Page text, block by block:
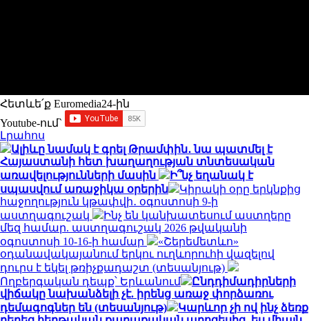
Հետևե՛ք Euromedia24-ին
Youtube-ում`
Լրահոս
Ալիևը նամակ է գրել Թրամփին․ նա պատմել է
Հայաստանի հետ խաղաղության տնտեսական
առավելությունների մասին
Ի՞նչ եղանակ է
սպասվում առաջիկա օրերին
Կիրակի օրը երկնքից
հաջողություն կթափվի․ օգոստոսի 9-ի
աստղագուշակ
Ինչ են կանխատեսում աստղերը
մեզ համար. աստղագուշակ 2026 թվականի
օգոստոսի 10-16-ի համար
«Շերեմետևո»
օդանավակայանում երկու ուղևորուհի վազելով
դուրս է եկել թռիչքադաշտ (տեսանյութ)
Ողբերգական դեպք՝ Երևանում
Ընդդիմադիրների
վիճակը նախանձելի չէ. իրենց առաջ փորձառու
դեմագոգներ են (տեսանյութ)
Կարևոր չի ով ինչ ձեռք